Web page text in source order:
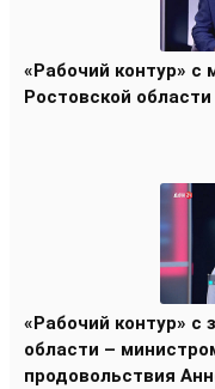
«Рабочий контур» с
Ростовской
«Рабочий контур» с
области –
продовольствия